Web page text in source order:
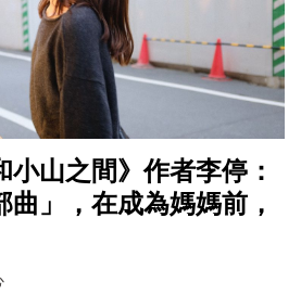
山之間》作者李停：
」，在成為媽媽前，